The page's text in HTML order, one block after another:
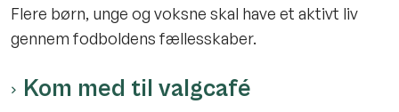
Flere børn, unge og voksne skal have et aktivt liv
gennem fodboldens fællesskaber.
Kom med til valgcafé